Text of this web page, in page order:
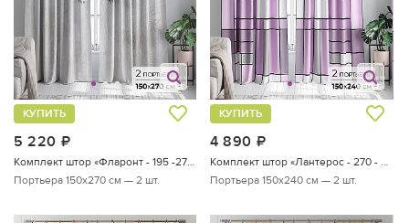
5 220
КУПИТЬ
Комплект штор «Фларонт - 195 -270 см»
Портьера 150х270 см — 2 шт.
4 890
КУПИТЬ
Комплект штор «Лантерос - 270 - 240 см»
Портьера 150х240 см — 2 шт.